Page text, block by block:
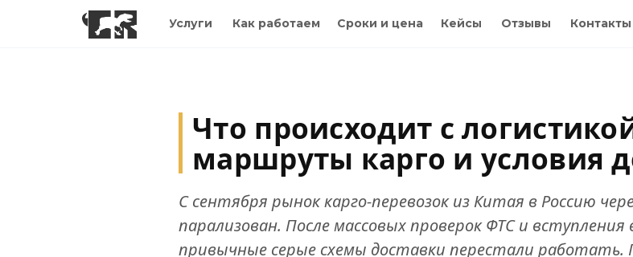
Услуги Как работаем Сроки и цена Отзывы Контакты
Кейсы
Что происходит с
маршруты карго и условия
С сентября рынок карго-перевозок из Китая в Россию
парализован. После массовых проверок ФТС и
привычные серые схемы доставки перестали